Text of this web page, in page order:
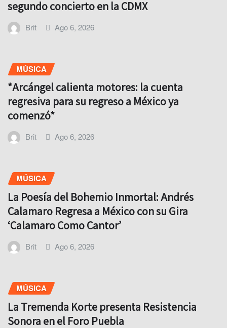
segundo concierto en la CDMX
Brit Ago 6, 2026
MÚSICA
*Arcángel calienta motores: la cuenta
regresiva para su regreso a México ya
comenzó*
Brit Ago 6, 2026
MÚSICA
La Poesía del Bohemio Inmortal: Andrés
Calamaro Regresa a México con su Gira
‘Calamaro Como Cantor’
Brit Ago 6, 2026
MÚSICA
La Tremenda Korte presenta Resistencia
Sonora en el Foro Puebla